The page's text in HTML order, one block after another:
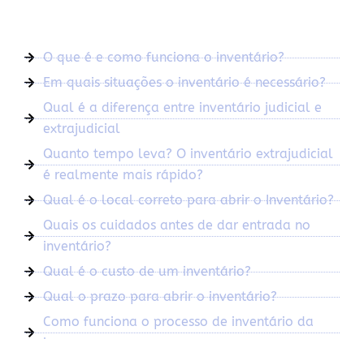
O que é e como funciona o inventário?
Em quais situações o inventário é necessário?
Qual é a diferença entre inventário judicial e
extrajudicial
Quanto tempo leva? O inventário extrajudicial
é realmente mais rápido?
Qual é o local correto para abrir o Inventário?
Quais os cuidados antes de dar entrada no
inventário?
Qual é o custo de um inventário?
Qual o prazo para abrir o inventário?
Como funciona o processo de inventário da